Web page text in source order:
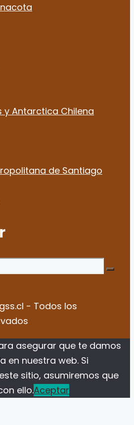
y Antarctica Chilena
de Santiago
- Todos los
asegurar que te damos
en nuestra web. Si
sitio, asumiremos que
ello.Aceptar